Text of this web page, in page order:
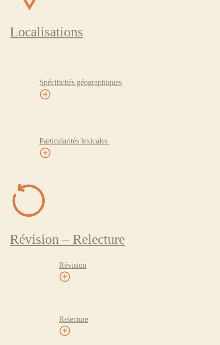
Localisations
Spécificités géographiques
Particularités lexicales
Révision – Relecture
Révision
Relecture